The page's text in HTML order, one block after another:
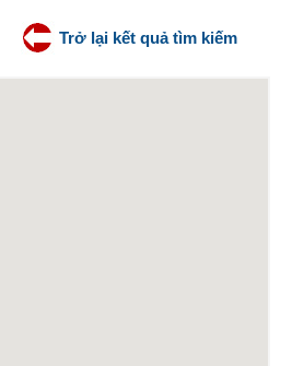
Trở lại kết quả tìm kiếm